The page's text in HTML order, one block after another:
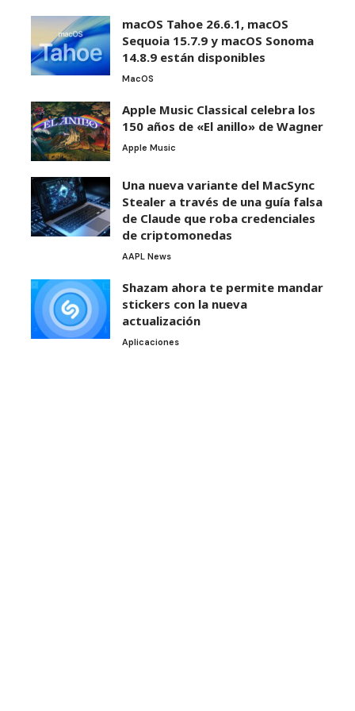
macOS Tahoe 26.6.1, macOS
Sequoia 15.7.9 y macOS Sonoma
14.8.9 están disponibles
MacOS
Apple Music Classical celebra los
150 años de «El anillo» de Wagner
Apple Music
Una nueva variante del MacSync
Stealer a través de una guía falsa
de Claude que roba credenciales
de criptomonedas
AAPL News
Shazam ahora te permite mandar
stickers con la nueva
actualización
Aplicaciones